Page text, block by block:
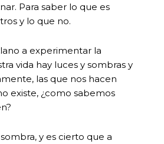
Para saber lo que es
y lo que no.
a experimentar la
vida hay luces y sombras y
las que nos hacen
existe, ¿como sabemos
y es cierto que a